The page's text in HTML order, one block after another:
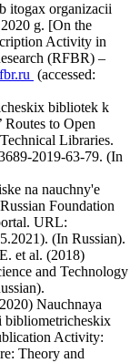
itogax organizacii
g. [On the
Activity in
(RFBR) –
(accessed:
bibliotek k
Routes to Open
Libraries.
2019-63-79. (In
na nauchny'e
Foundation
URL:
(In Russian).
et al. (2018)
and Technology
Nauchnaya
bibliometricheskix
Activity:
Theory and